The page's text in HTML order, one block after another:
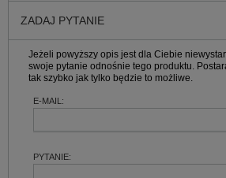
ZADAJ PYTANIE
Jeżeli powyższy opis jest dla Ciebie
swoje pytanie odnośnie tego produktu.
tak szybko jak tylko będzie to możliwe.
E-MAIL:
PYTANIE: